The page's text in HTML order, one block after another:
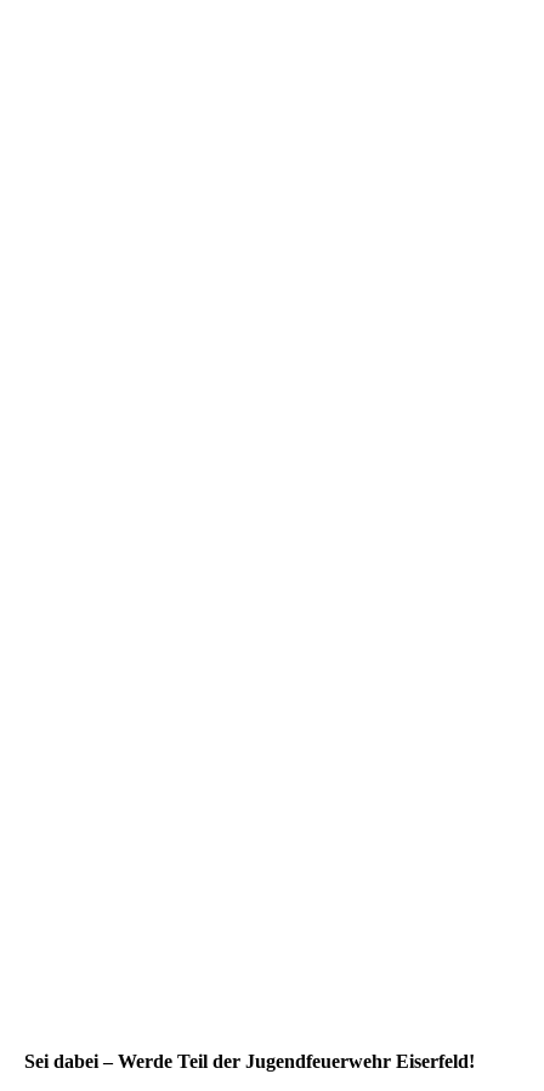
Sei dabei – Werde Teil der Jugendfeuerwehr Eiserfeld!